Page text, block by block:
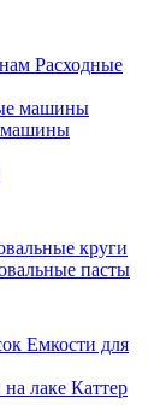
Расходные
машины
круги
пасты
Емкости для
Каттер